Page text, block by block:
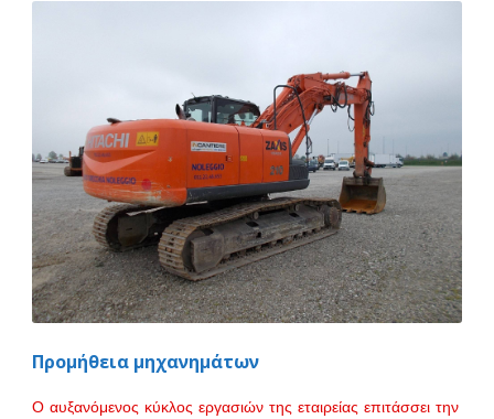
Προμήθεια μηχανημάτων
Ο αυξανόμενος κύκλος εργασιών της εταιρείας επιτάσσει την